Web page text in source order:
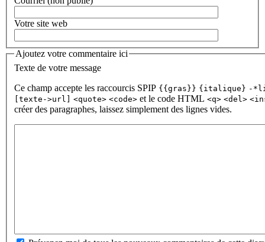
Votre site web
Ajoutez votre commentaire ici
Texte de votre message
Ce champ accepte les raccourcis SPIP {{gras}} {italique} -
[texte->url] <quote> <code> et le code HTML <q> <del>
créer des paragraphes, laissez simplement des lignes vides.